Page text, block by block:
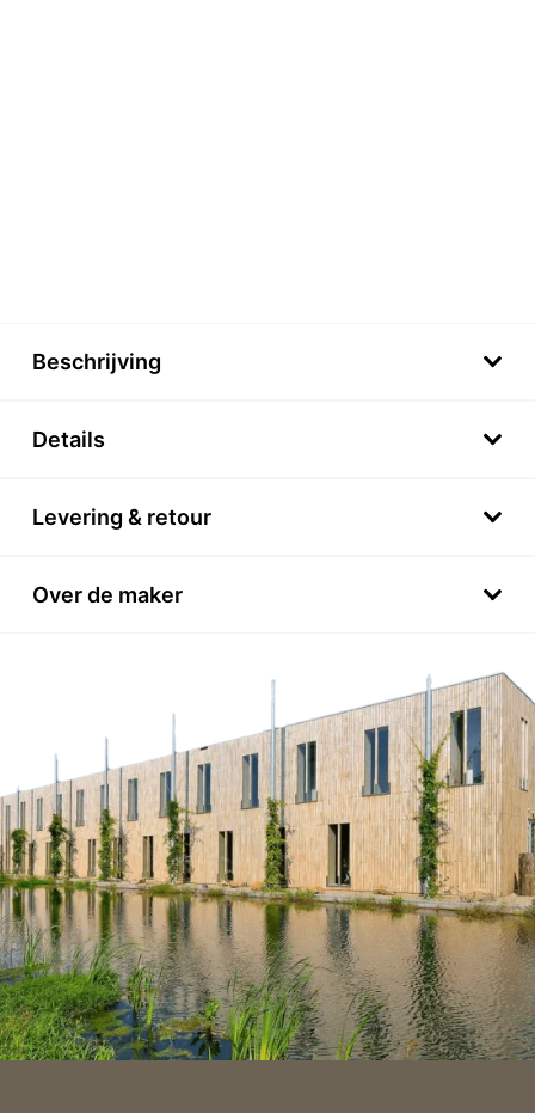
Beschrijving
Details
Levering & retour
Over de maker